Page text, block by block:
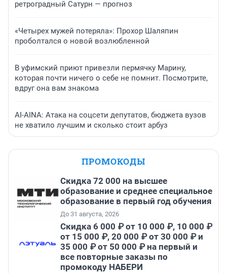
ретроградный Сатурн — прогноз
«Четырех мужей потеряла»: Прохор Шаляпин
проболтался о новой возлюбленной
В уфимский приют привезли пермячку Марину,
которая почти ничего о себе не помнит. Посмотрите,
вдруг она вам знакома
AI-AINA: Атака на соцсети депутатов, бюджета вузов
не хватило лучшим и сколько стоит арбуз
ПРОМОКОДЫ
Скидка 72 000 на высшее
образование и среднее специальное
образование в первый год обучения
До 31 августа, 2026
Скидка 6 000 ₽ от 10 000 ₽, 10 000 ₽
от 15 000 ₽, 20 000 ₽ от 30 000 ₽ и
35 000 ₽ от 50 000 ₽ на первый и
все повторные заказы по
промокоду НАБЕРИ